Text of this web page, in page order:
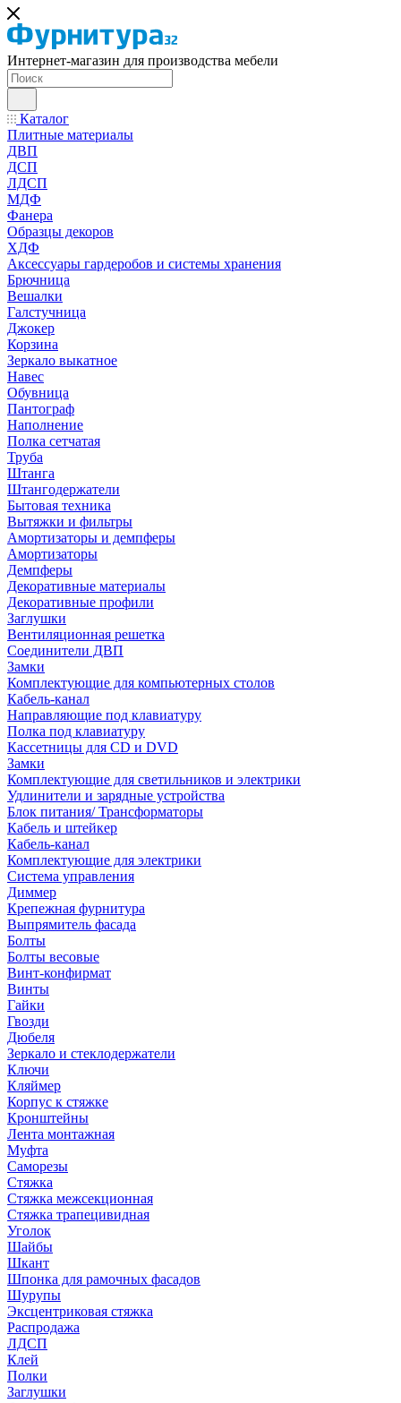
Интернет-магазин для производства мебели
Каталог
Плитные материалы
ДВП
ДСП
ЛДСП
МДФ
Фанера
Образцы декоров
ХДФ
Аксессуары гардеробов и системы хранения
Брючница
Вешалки
Галстучница
Джокер
Корзина
Зеркало выкатное
Навес
Обувница
Пантограф
Наполнение
Полка сетчатая
Труба
Штанга
Штангодержатели
Бытовая техника
Вытяжки и фильтры
Амортизаторы и демпферы
Амортизаторы
Демпферы
Декоративные материалы
Декоративные профили
Заглушки
Вентиляционная решетка
Соединители ДВП
Замки
Комплектующие для компьютерных столов
Кабель-канал
Направляющие под клавиатуру
Полка под клавиатуру
Кассетницы для CD и DVD
Замки
Комплектующие для светильников и электрики
Удлинители и зарядные устройства
Блок питания/ Трансформаторы
Кабель и штейкер
Кабель-канал
Комплектующие для электрики
Система управления
Диммер
Крепежная фурнитура
Выпрямитель фасада
Болты
Болты весовые
Винт-конфирмат
Винты
Гайки
Гвозди
Дюбеля
Зеркало и стеклодержатели
Ключи
Кляймер
Корпус к стяжке
Кронштейны
Лента монтажная
Муфта
Саморезы
Стяжка
Стяжка межсекционная
Стяжка трапецивидная
Уголок
Шайбы
Шкант
Шпонка для рамочных фасадов
Шурупы
Эксцентриковая стяжка
Распродажа
ЛДСП
Клей
Полки
Заглушки